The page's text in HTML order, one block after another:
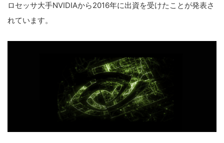
注力中。
ロセッサ大手NVIDIAから2016年に出資を受けたことが発表さ
れています。
Block Data Bank